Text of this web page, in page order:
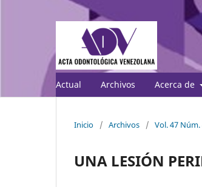
Actual Archivos Acerca de
Inicio / Archivos / Vol. 47 Núm.
UNA LESIÓN